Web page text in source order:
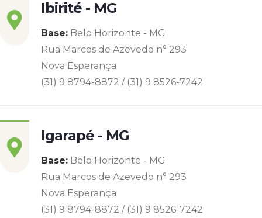
Ibirité - MG
Base: Belo Horizonte - MG
Rua Marcos de Azevedo n° 293
Nova Esperança
(31) 9 8794-8872 / (31) 9 8526-7242
Igarapé - MG
Base: Belo Horizonte - MG
Rua Marcos de Azevedo n° 293
Nova Esperança
(31) 9 8794-8872 / (31) 9 8526-7242